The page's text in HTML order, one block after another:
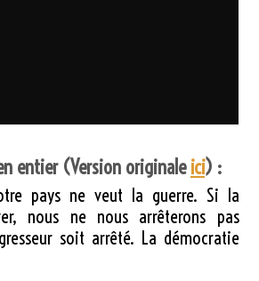
entier (Version originaleici) :
pays ne veut la guerre. Si la
nous ne nous arrêterons pas
soit arrêté. La démocratie